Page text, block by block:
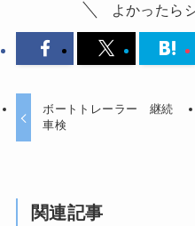
よかったら
ボートトレーラー 継続
車検
関連記事